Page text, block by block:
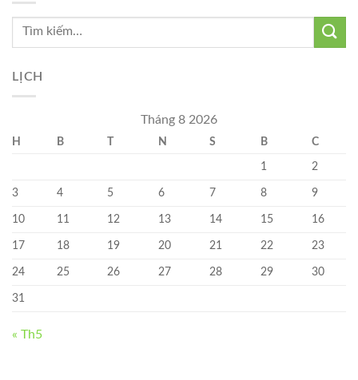
HÀNH
NHÀ
CƯ
183
HOÀNG
LỊCH
Tháng 8 2026
H B T N S B C
1 2
3 4 5 6 7 8 9
10 11 12 13 14 15 16
17 18 19 20 21 22 23
24 25 26 27 28 29 30
31
« Th5